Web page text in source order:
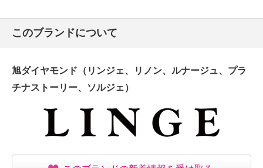
このブランドについて
旭ダイヤモンド（リンジェ、リノン、ルナージュ、プラ
チナストーリー、ソルジェ）